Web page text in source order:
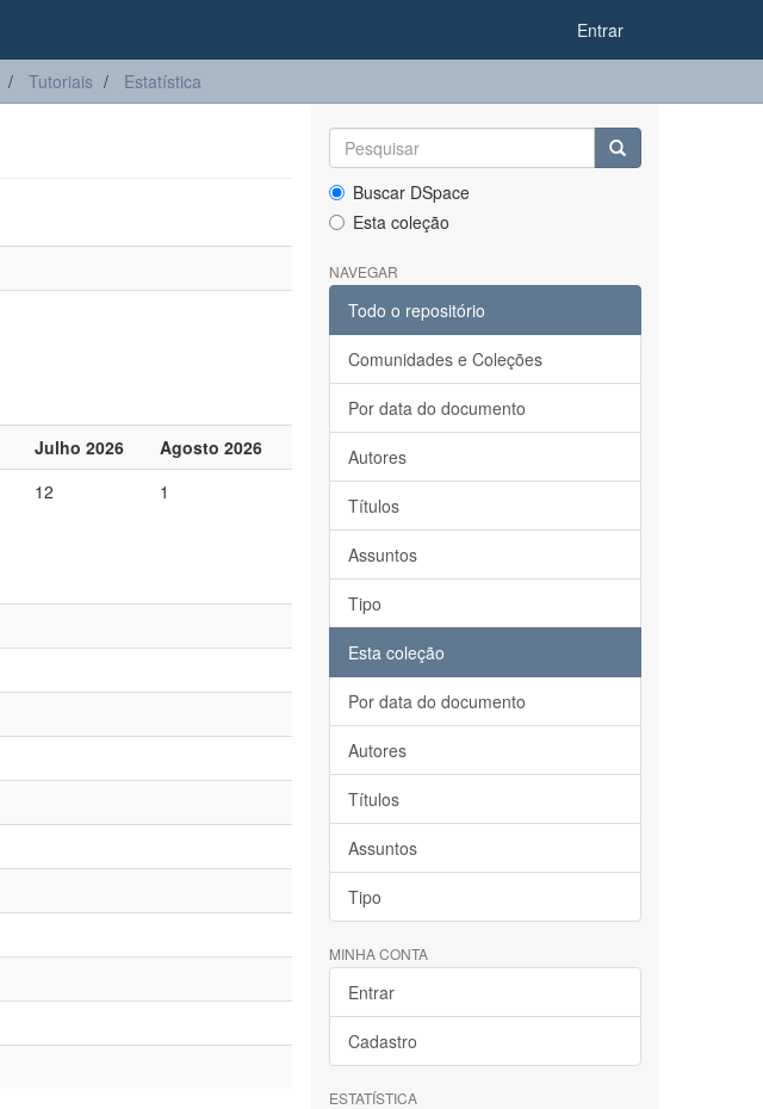
Entrar
Tutoriais Estatística
Julho 2026
Agosto 2026
12 1
Buscar DSpace
Esta coleção
NAVEGAR
Todo o repositório
Comunidades e Coleções
Por data do documento
Autores
Títulos
Assuntos
Tipo
Esta coleção
Por data do documento
Autores
Títulos
Assuntos
Tipo
MINHA CONTA
Entrar
Cadastro
ESTATÍSTICA